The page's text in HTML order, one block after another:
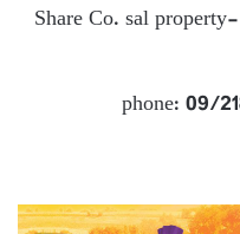
Share Co. sal
phone: 09/